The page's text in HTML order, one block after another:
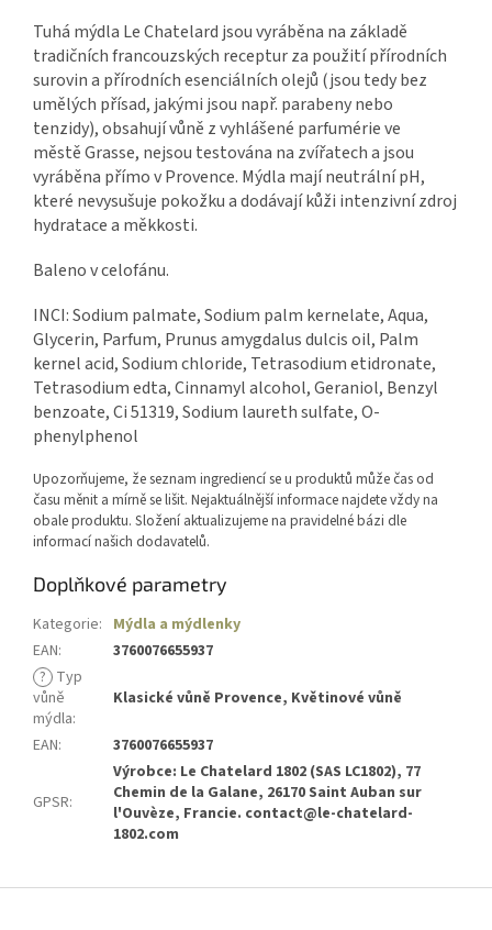
Tuhá mýdla Le Chatelard jsou vyráběna na základě
tradičních francouzských receptur za použití přírodních
surovin a přírodních esenciálních olejů (jsou tedy bez
umělých přísad, jakými jsou např. parabeny nebo
tenzidy), obsahují vůně z vyhlášené parfumérie ve
městě Grasse, nejsou testována na zvířatech a jsou
vyráběna přímo v Provence. Mýdla mají neutrální pH,
které nevysušuje pokožku a dodávají kůži intenzivní zdroj
hydratace a měkkosti.
Baleno v celofánu.
INCI: Sodium palmate, Sodium palm kernelate, Aqua,
Glycerin, Parfum, Prunus amygdalus dulcis oil, Palm
kernel acid, Sodium chloride, Tetrasodium etidronate,
Tetrasodium edta, Cinnamyl alcohol, Geraniol, Benzyl
benzoate, Ci 51319, Sodium laureth sulfate, O-
phenylphenol
Upozorňujeme, že seznam ingrediencí se u produktů může čas od
času měnit a mírně se lišit. Nejaktuálnější informace najdete vždy na
obale produktu. Složení aktualizujeme na pravidelné bázi dle
informací našich dodavatelů.
Doplňkové parametry
Kategorie: Mýdla a mýdlenky
EAN:
3760076655937
? Typ
vůně
mýdla:
Klasické vůně Provence, Květinové vůně
EAN: 3760076655937
GPSR:
Výrobce: Le Chatelard 1802 (SAS LC1802), 77
Chemin de la Galane, 26170 Saint Auban sur
l'Ouvèze, Francie. contact@le-chatelard-
1802.com